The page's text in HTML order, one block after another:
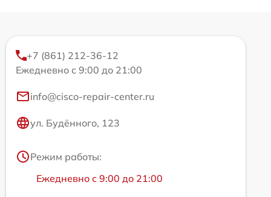
+7 (861) 212-36-12
Ежедневно с 9:00 до 21:00
info@cisco-repair-center.ru
ул. Будённого, 123
Режим работы:
Ежедневно с 9:00 до 21:00